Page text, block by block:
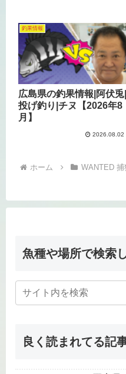
釣果情報
広島県の釣果情報|阿伏兎|
投げ釣り|チヌ【2026年8
月】
2026.08.02
ホーム WANTED 捕
魚種や場所で検索
良く読まれてる記